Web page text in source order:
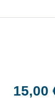
15,00